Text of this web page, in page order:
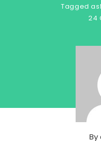
Tagged as
24
By